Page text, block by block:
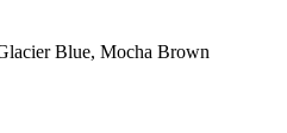
Blue, Mocha Brown